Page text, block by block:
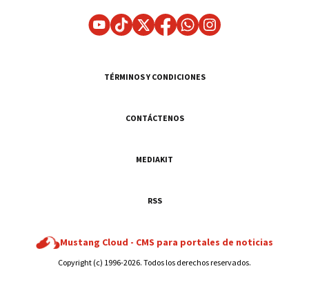
TÉRMINOS Y CONDICIONES
CONTÁCTENOS
MEDIAKIT
RSS
Mustang Cloud - CMS para portales de noticias
Copyright (c) 1996-2026. Todos los derechos reservados.